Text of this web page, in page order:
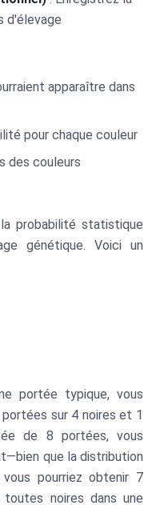
d'élevage
apparaître dans
pour chaque couleur
des couleurs
probabilité statistique
génétique. Voici un
portée typique, vous
sur 4 noires et 1
de 8 portées, vous
que la distribution
pourriez obtenir 7
noires dans une